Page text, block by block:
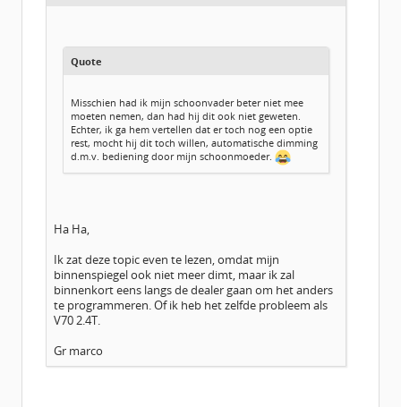
Quote
Misschien had ik mijn schoonvader beter niet mee
moeten nemen, dan had hij dit ook niet geweten.
Echter, ik ga hem vertellen dat er toch nog een optie
rest, mocht hij dit toch willen, automatische dimming
d.m.v. bediening door mijn schoonmoeder.
Ha Ha,
Ik zat deze topic even te lezen, omdat mijn
binnenspiegel ook niet meer dimt, maar ik zal
binnenkort eens langs de dealer gaan om het anders
te programmeren. Of ik heb het zelfde probleem als
V70 2.4T.
Gr marco